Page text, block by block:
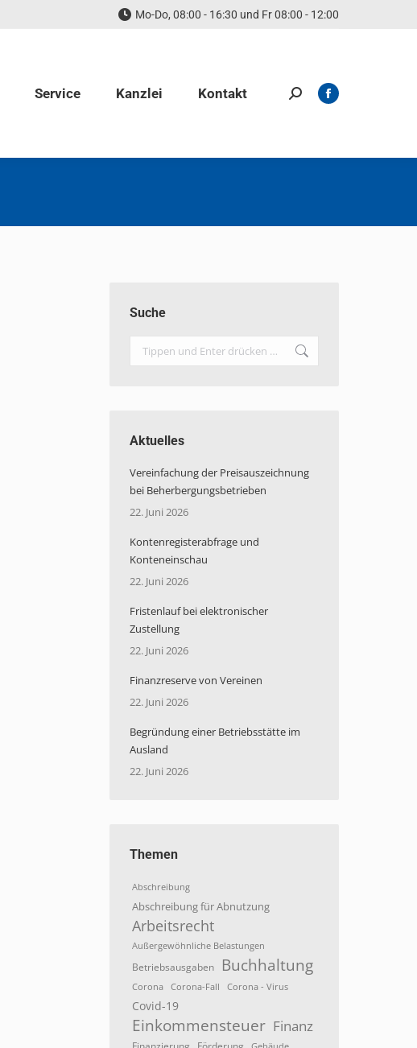
Mo-Do, 08:00 - 16:30 und Fr 08:00 - 12:00
Service Kanzlei Kontakt Search:Facebook
Suche
Aktuelles
Vereinfachung der Preisauszeichnung
bei Beherbergungsbetrieben
22. Juni 2026
Kontenregisterabfrage und
Konteneinschau
22. Juni 2026
Fristenlauf bei elektronischer
Zustellung
22. Juni 2026
Finanzreserve von Vereinen
22. Juni 2026
Begründung einer Betriebsstätte im
Ausland
22. Juni 2026
Themen
Abschreibung
Abschreibung für Abnutzung
Arbeitsrecht
Außergewöhnliche Belastungen
Betriebsausgaben Buchhaltung
Corona Corona-Fall Corona - Virus
Covid-19
Einkommensteuer Finanz